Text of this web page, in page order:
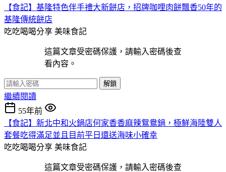
【食記】基隆特色伴手禮大新餅店，招牌咖哩肉餅飄香50年的
基隆傳統餅店
吃吃喝喝分享 美味食記
這篇文章受密碼保護，請輸入密碼後查
看內容。
解鎖
繼續閱讀
55年前
【食記】新北中和火鍋店何家香香麻辣鴛鴦鍋，極鮮海陸雙人
套餐吃得滿足並且目前平日還送海味小確幸
吃吃喝喝分享 美味食記
這篇文章受密碼保護，請輸入密碼後查